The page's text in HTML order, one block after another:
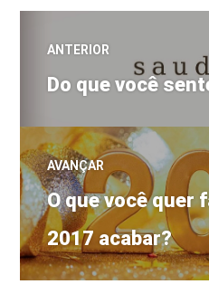
Navegação
de
Post
ANTERIOR
Post
anterior:
Do que você
AVANÇAR
Próximo
post:
O que você quer
2017 acabar?